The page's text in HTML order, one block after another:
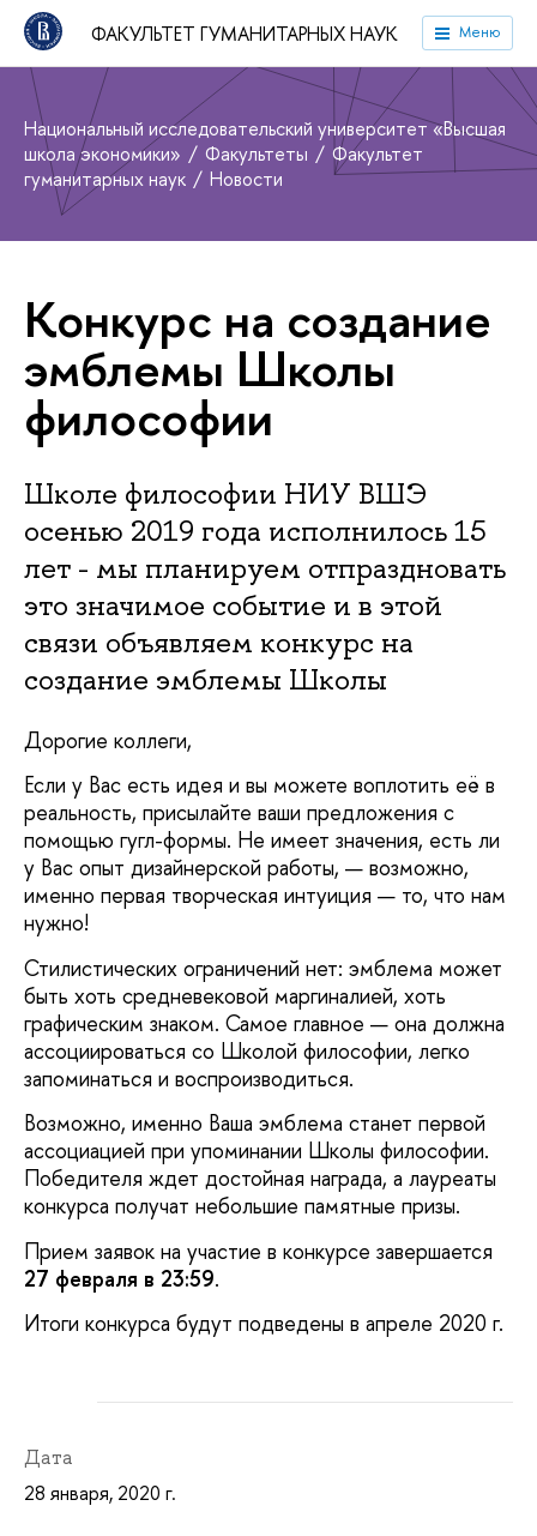
ФАКУЛЬТЕТ ГУМАНИТАРНЫХ НАУК Меню
Национальный исследовательский университет «Высшая
школа экономики»
Факультеты
Факультет
гуманитарных наук
Новости
Конкурс на создание
эмблемы Школы
философии
Школе философии НИУ ВШЭ
осенью 2019 года исполнилось 15
лет - мы планируем отпраздновать
это значимое событие и в этой
связи объявляем конкурс на
создание эмблемы Школы
Дорогие коллеги,
Если у Вас есть идея и вы можете воплотить её в
реальность, присылайте ваши предложения с
помощью гугл-формы. Не имеет значения, есть ли
у Вас опыт дизайнерской работы, — возможно,
именно первая творческая интуиция — то, что нам
нужно!
Стилистических ограничений нет: эмблема может
быть хоть средневековой маргиналией, хоть
графическим знаком. Самое главное — она должна
ассоциироваться со Школой философии, легко
запоминаться и воспроизводиться.
Возможно, именно Ваша эмблема станет первой
ассоциацией при упоминании Школы философии.
Победителя ждет достойная награда, а лауреаты
конкурса получат небольшие памятные призы.
Прием заявок на участие в конкурсе завершается
27 февраля в 23:59.
Итоги конкурса будут подведены в апреле 2020 г.
Дата
28 января, 2020 г.